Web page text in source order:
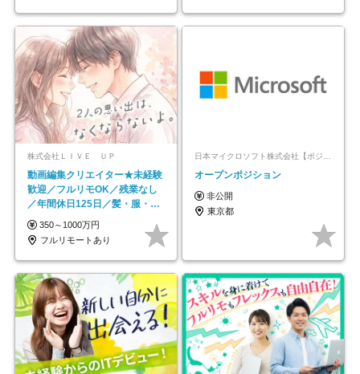
株式会社ＬＩＶＥ ＵＰ
動画編集クリエイター★未経験
歓迎／フルリモOK／残業なし
／年間休日125日／髪・服・ネ
イル自由／研修充実で安心
350～1000万円
フルリモートあり
オープンポジション
非公開
東京都